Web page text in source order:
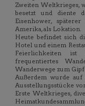
Zweiten Weltkrieges,
besetzt und diente
Eisenhower,
Amerika, als Lokation.
Heute befindet sich
Hotel und einem
Feierlichkeiten
frequentiertes
Wanderwege zum
Außerdem wurde
Ausstellungsstücke
Erste Weltkrieges,